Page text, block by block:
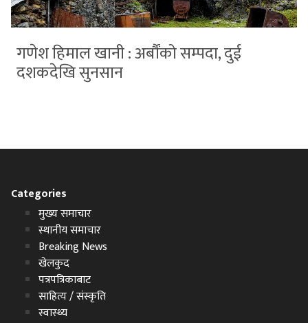
गणेश हिमाल खानी : अर्बौंको सम्पदा, दुई
दशकदेखि सुनसान
Categories
मुख्य समाचार
स्थानीय समाचार
Breaking News
खेलकुद
पत्रपत्रिकाबाट
साहित्य / संस्कृति
स्वास्थ्य